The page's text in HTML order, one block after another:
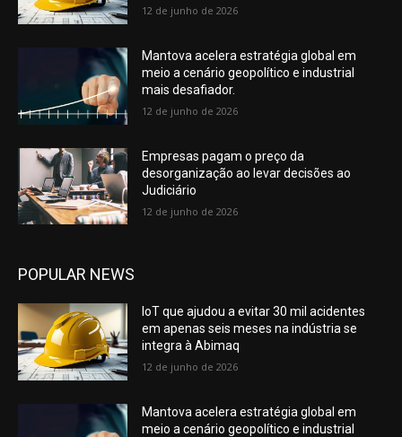
12 de junho de 2026
Mantova acelera estratégia global em
meio a cenário geopolítico e industrial
mais desafiador.
12 de junho de 2026
Empresas pagam o preço da
desorganização ao levar decisões ao
Judiciário
12 de junho de 2026
POPULAR NEWS
IoT que ajudou a evitar 30 mil acidentes
em apenas seis meses na indústria se
integra à Abimaq
12 de junho de 2026
Mantova acelera estratégia global em
meio a cenário geopolítico e industrial